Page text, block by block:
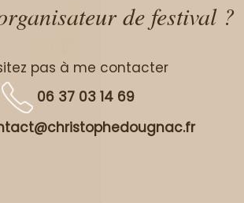
de festival ?
pas à me contacter
06 37 03 14 69